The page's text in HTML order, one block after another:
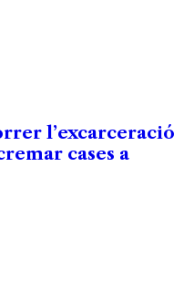
l’excarceració
cases a